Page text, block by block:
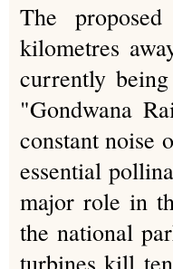
The
kilometres
currently
"Gondwana
constant noise
essential
major role in
the national
turbines kill